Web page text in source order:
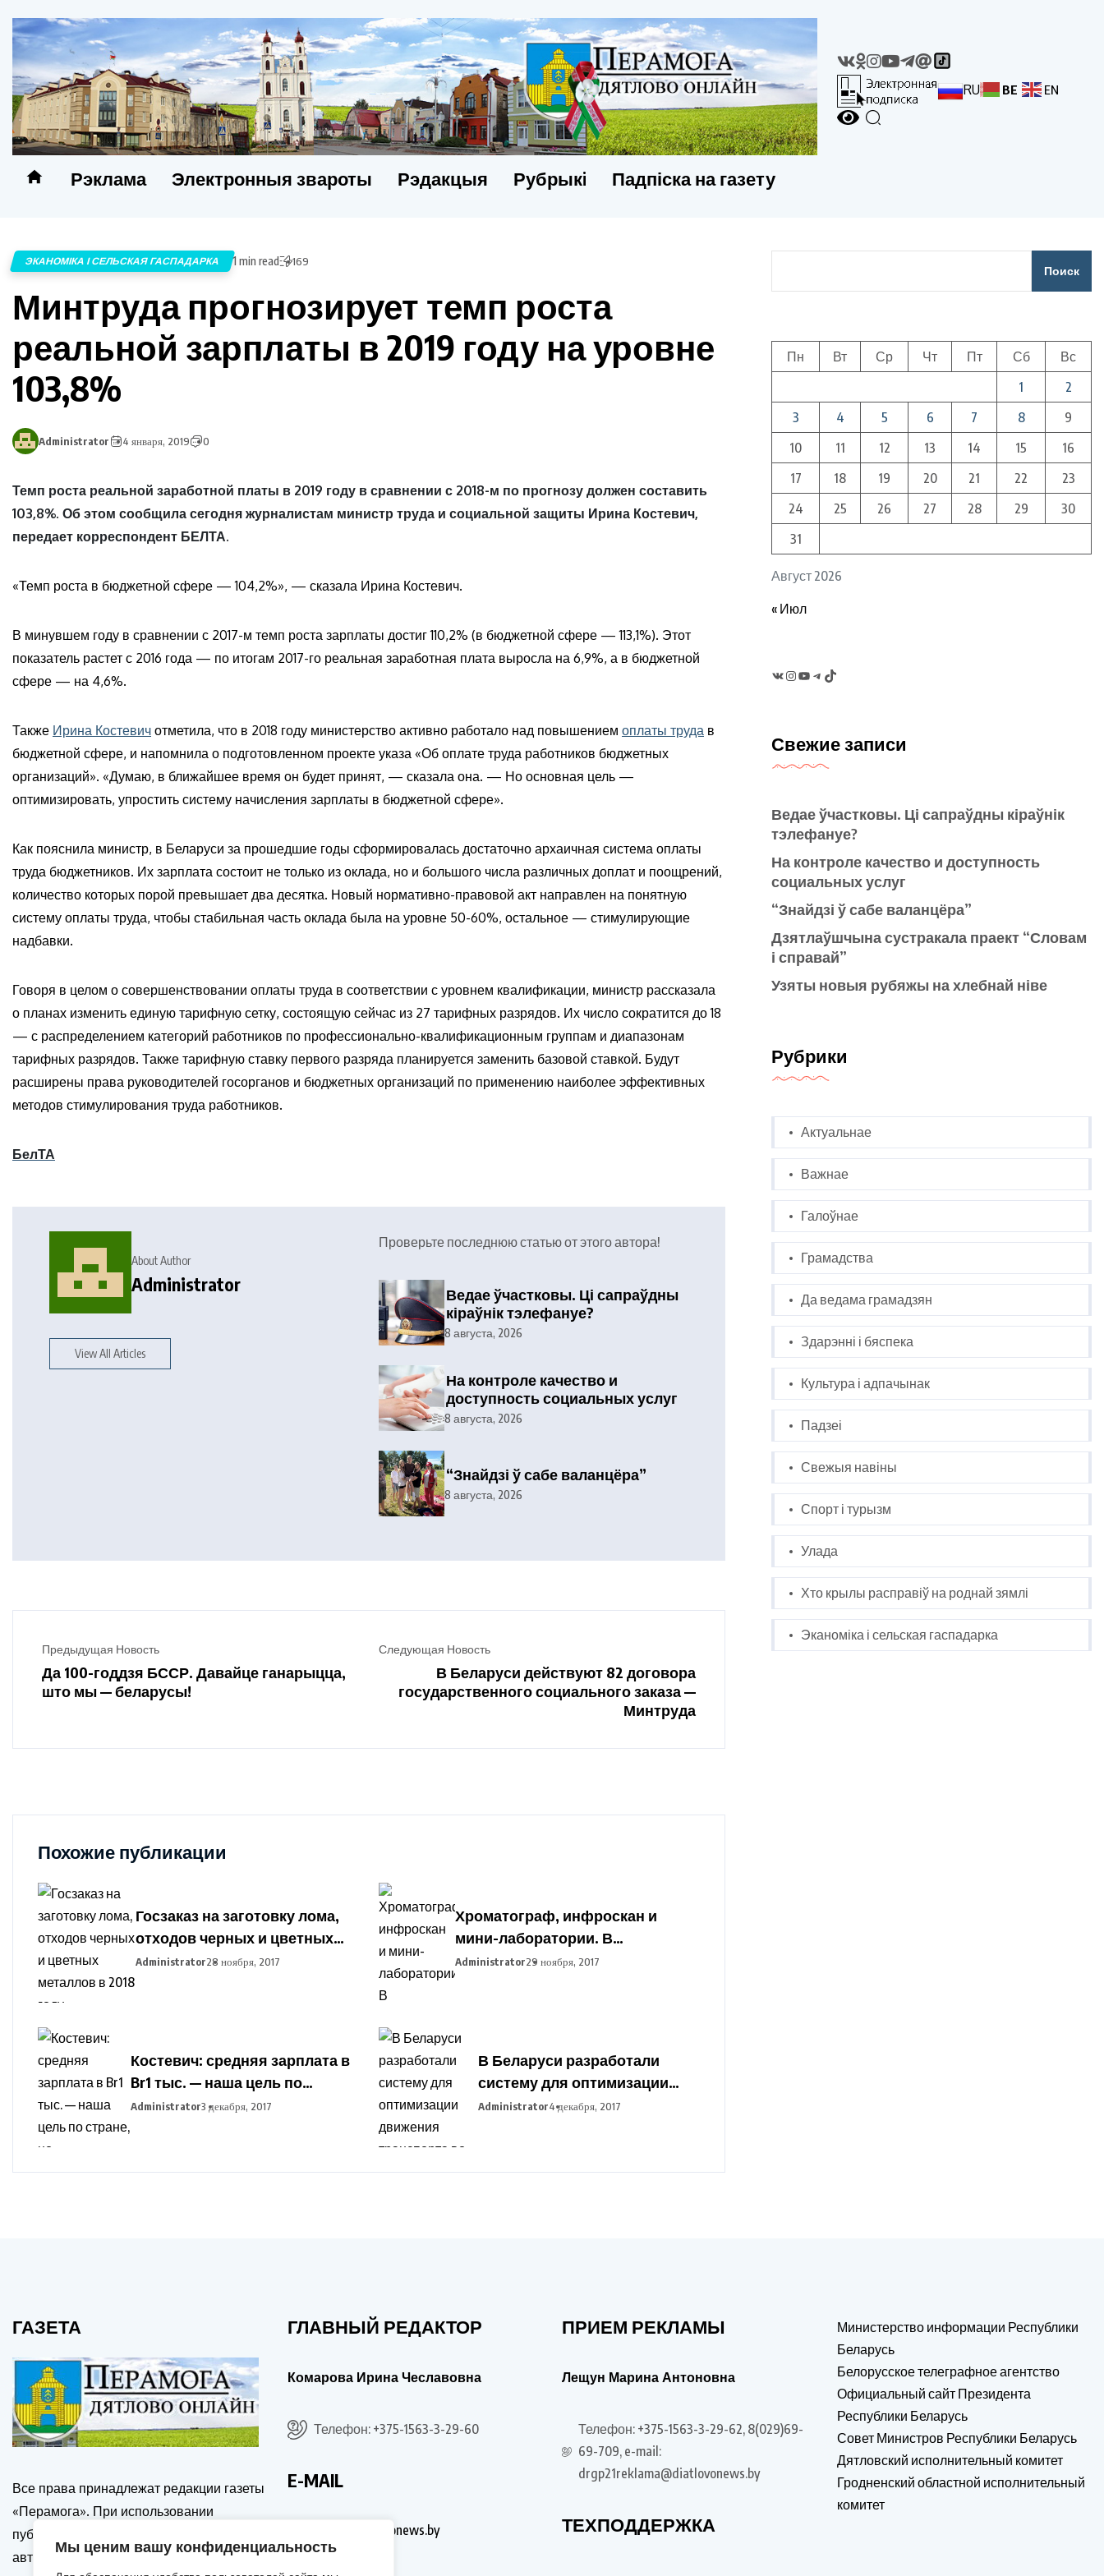
Мы ценим вашу конфиденциальность
Рэклама Электронныя звароты Рэдакцыя Рубрыкi Падпіска на газету
RU BE EN
ЭКАНОМІКА І СЕЛЬСКАЯ ГАСПАДАРКА 1 min read 169
Минтруда прогнозирует темп роста
реальной зарплаты в 2019 году на уровне
103,8%
Administrator 4 января, 2019 0
Темп роста реальной заработной платы в 2019 году в сравнении с 2018-м по прогнозу должен составить
103,8%. Об этом сообщила сегодня журналистам министр труда и социальной защиты Ирина Костевич,
передает корреспондент БЕЛТА.
«Темп роста в бюджетной сфере — 104,2%», — сказала Ирина Костевич.
В минувшем году в сравнении с 2017-м темп роста зарплаты достиг 110,2% (в бюджетной сфере — 113,1%). Этот
показатель растет с 2016 года — по итогам 2017-го реальная заработная плата выросла на 6,9%, а в бюджетной
сфере — на 4,6%.
Также Ирина Костевич отметила, что в 2018 году министерство активно работало над повышением оплаты труда в
бюджетной сфере, и напомнила о подготовленном проекте указа «Об оплате труда работников бюджетных
организаций». «Думаю, в ближайшее время он будет принят, — сказала она. — Но основная цель —
оптимизировать, упростить систему начисления зарплаты в бюджетной сфере».
Как пояснила министр, в Беларуси за прошедшие годы сформировалась достаточно архаичная система оплаты
труда бюджетников. Их зарплата состоит не только из оклада, но и большого числа различных доплат и поощрений,
количество которых порой превышает два десятка. Новый нормативно-правовой акт направлен на понятную
систему оплаты труда, чтобы стабильная часть оклада была на уровне 50-60%, остальное — стимулирующие
надбавки.
Говоря в целом о совершенствовании оплаты труда в соответствии с уровнем квалификации, министр рассказала
о планах изменить единую тарифную сетку, состоящую сейчас из 27 тарифных разрядов. Их число сократится до 18
— с распределением категорий работников по профессионально-квалификационным группам и диапазонам
тарифных разрядов. Также тарифную ставку первого разряда планируется заменить базовой ставкой. Будут
расширены права руководителей госорганов и бюджетных организаций по применению наиболее эффективных
методов стимулирования труда работников.
БелТА
About Author
Administrator
View All Articles
Проверьте последнюю статью от этого автора!
Ведае ўчастковы. Ці сапраўдны
кіраўнік тэлефануе?
8 августа, 2026
На контроле качество и
доступность социальных услуг
8 августа, 2026
“Знайдзі ў сабе валанцёра”
8 августа, 2026
Предыдущая Новость
Да 100-годдзя БССР. Давайце ганарыцца,
што мы — беларусы!
Следующая Новость
В Беларуси действуют 82 договора
государственного социального заказа —
Минтруда
Похожие публикации
Госзаказ на заготовку лома,
отходов черных и цветных
металлов в 2018 году
Administrator28 ноября, 2017
Хроматограф, инфроскан и
мини-лаборатории. В
Гродненский
агропромышленный парк
Administrator29 ноября, 2017
Костевич: средняя зарплата в
Br1 тыс. — наша цель по
стране, но дифференциация
Administrator3 декабря, 2017
В Беларуси разработали
систему для оптимизации
движения транспорта во
Administrator4 декабря, 2017
Поиск
Август 2026
Пн Вт Ср Чт Пт Сб
Вс
1
2
3
4 5 6 7 8
9
10
11 12 13 14 15
16
17
18 19 20 21 22
23
24
25 26 27 28 29
30
31
« Июл
Instagram
YouTubeTelegram
TikTok
Свежие записи
Ведае ўчастковы. Ці сапраўдны кіраўнік
тэлефануе?
На контроле качество и доступность
социальных услуг
“Знайдзі ў сабе валанцёра”
Дзятлаўшчына сустракала праект “Словам
і справай”
Узяты новыя рубяжы на хлебнай ніве
Рубрики
Актуальнае
Важнае
Галоўнае
Грамадства
Да ведама грамадзян
Здарэнні і бяспека
Культура і адпачынак
Падзеі
Свежыя навіны
Спорт і турызм
Улада
Хто крылы расправіў на роднай зямлі
Эканоміка і сельская гаспадарка
ГАЗЕТА
Все права принадлежат редакции газеты
«Перамога». При использовании
публикаций сайта, ссылка на источник и
автора обязательна. Перепечатка
ГЛАВНЫЙ РЕДАКТОР
Комарова Ирина Чеславовна
Телефон: +375-1563-3-29-60
E-MAIL
drgp@diatlovonews.by
ПРИЕМ РЕКЛАМЫ
Лещун Марина Антоновна
Телефон: +375-1563-3-29-62, 8(029)69-
69-709, e-mail:
drgp21reklama@diatlovonews.by
ТЕХПОДДЕРЖКА
Министерство информации Республики
Беларусь
Белорусское телеграфное агентство
Официальный сайт Президента
Республики Беларусь
Совет Министров Республики Беларусь
Дятловский исполнительный комитет
Гродненский областной исполнительный
комитет